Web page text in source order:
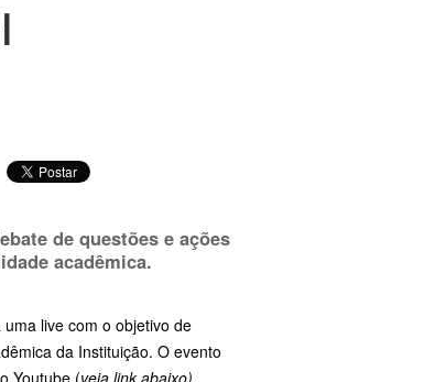
de questões e ações
acadêmica.
live com o objetivo de
da Instituição. O evento